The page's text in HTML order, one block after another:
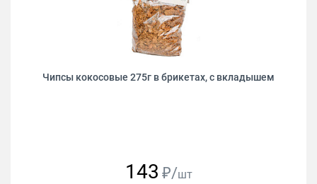
Чипсы кокосовые 275г в брикетах, с вкладышем
143 ₽/шт